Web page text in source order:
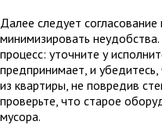
Далее следует
минимизировать
процесс: уточните у
предпринимает, и
из квартиры, не повредив
проверьте, что старое
мусора.